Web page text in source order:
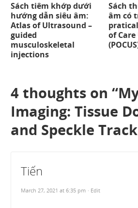
Sách tiêm khớp dưới
hướng dẫn siêu âm:
Atlas of Ultrasound –
guided
musculoskeletal
injections
Sách
âm có
of
4 thoughts on “
Imaging: Tissue
and Speckle
Tiến
March 27, 2021 at 6:35 pm · Edit